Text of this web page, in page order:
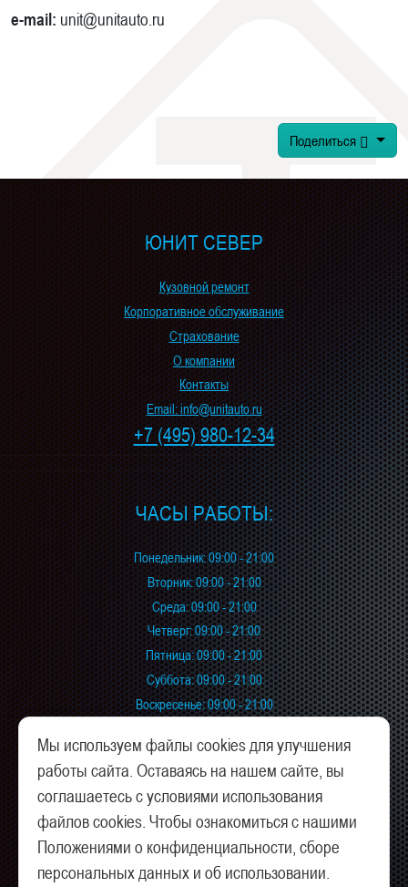
e-mail: unit@unitauto.ru
Поделиться
ЮНИТ СЕВЕР
Кузовной ремонт
Корпоративное обслуживание
Страхование
О компании
Контакты
Email: info@unitauto.ru
+7 (495)980-12-34
ЧАСЫ РАБОТЫ:
Понедельник: 09:00 - 21:00
Вторник: 09:00 - 21:00
Среда: 09:00 - 21:00
Четверг: 09:00 - 21:00
Пятница: 09:00 - 21:00
Суббота: 09:00 - 21:00
Воскресенье: 09:00 - 21:00
КАК НАС НАЙТИ:
Дмитровское шоссе, 137
Лианозовский пр., 14, стр. 2
Мы используем файлы cookies для улучшения
работы сайта. Оставаясь на нашем сайте, вы
соглашаетесь с условиями использования
файлов cookies. Чтобы ознакомиться с нашими
Положениями о конфиденциальности, сборе
персональных данных и об использовании.